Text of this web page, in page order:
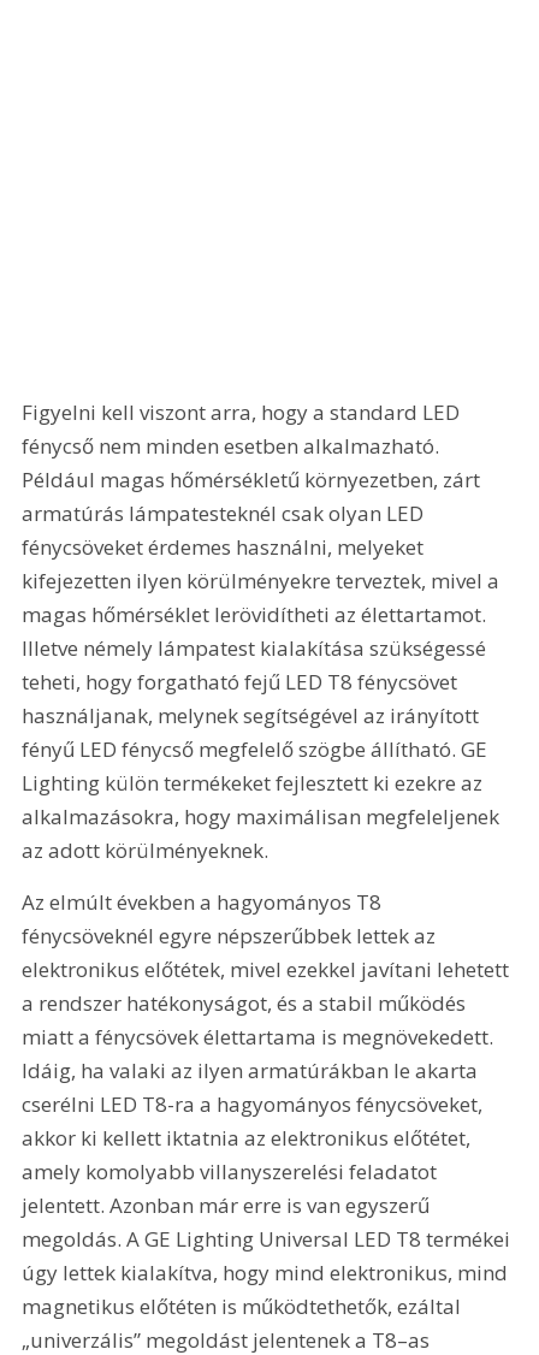
Figyelni kell viszont arra, hogy a standard LED
fénycső nem minden esetben alkalmazható.
Például magas hőmérsékletű környezetben, zárt
armatúrás lámpatesteknél csak olyan LED
fénycsöveket érdemes használni, melyeket
kifejezetten ilyen körülményekre terveztek, mivel a
magas hőmérséklet lerövidítheti az élettartamot.
Illetve némely lámpatest kialakítása szükségessé
teheti, hogy forgatható fejű LED T8 fénycsövet
használjanak, melynek segítségével az irányított
fényű LED fénycső megfelelő szögbe állítható. GE
Lighting külön termékeket fejlesztett ki ezekre az
alkalmazásokra, hogy maximálisan megfeleljenek
az adott körülményeknek.
Az elmúlt években a hagyományos T8
fénycsöveknél egyre népszerűbbek lettek az
elektronikus előtétek, mivel ezekkel javítani lehetett
a rendszer hatékonyságot, és a stabil működés
miatt a fénycsövek élettartama is megnövekedett.
Idáig, ha valaki az ilyen armatúrákban le akarta
cserélni LED T8-ra a hagyományos fénycsöveket,
akkor ki kellett iktatnia az elektronikus előtétet,
amely komolyabb villanyszerelési feladatot
jelentett. Azonban már erre is van egyszerű
megoldás. A GE Lighting Universal LED T8 termékei
úgy lettek kialakítva, hogy mind elektronikus, mind
magnetikus előtéten is működtethetők, ezáltal
„univerzális” megoldást jelentenek a T8–as